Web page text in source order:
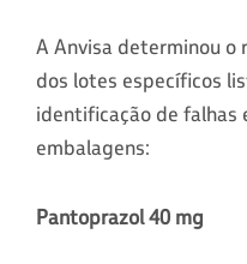
A Anvisa determinou o
dos lotes específicos
identificação de falhas
embalagens:
Pantoprazol 40 mg